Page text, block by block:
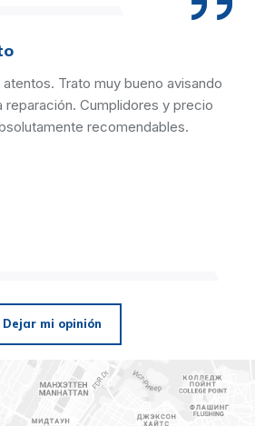
Trato muy bueno avisando
reparación. Cumplidores y precio
recomendables.
Dejar mi opinión